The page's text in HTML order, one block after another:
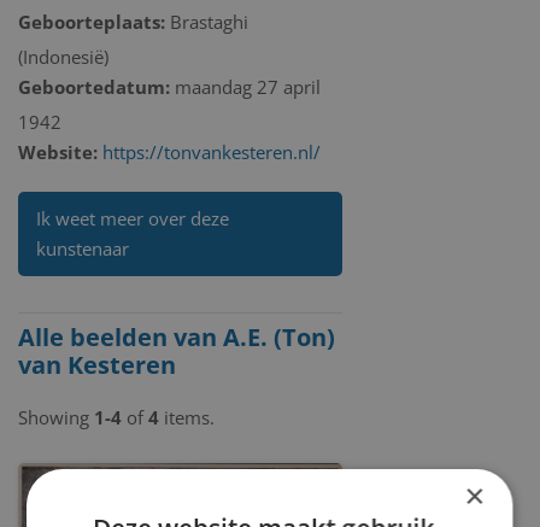
Geboorteplaats: Brastaghi
(Indonesië)
Geboortedatum: maandag 27 april
1942
Website: https://tonvankesteren.nl/
Ik weet meer over deze
kunstenaar
Alle beelden van A.E. (Ton)
van Kesteren
Showing 1-4 of4 items.
×